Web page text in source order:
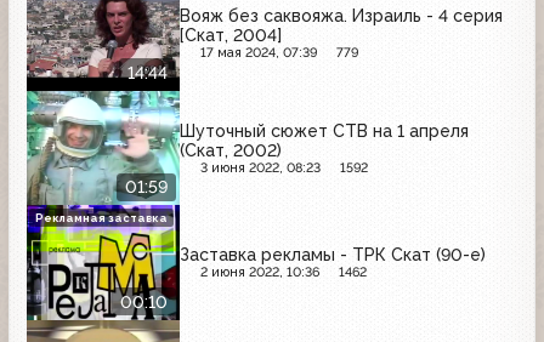
14:44
Вояж без саквояжа. Израиль - 4 серия
[Скат, 2004]
17 мая 2024, 07:39 779
01:59
Шуточный сюжет СТВ на 1 апреля
(Скат, 2002)
3 июня 2022, 08:23 1592
00:10
Заставка рекламы - ТРК Скат (90-е)
2 июня 2022, 10:36 1462
Рекламная заставка